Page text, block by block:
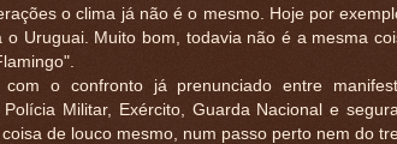
o clima já não é o mesmo. Hoje por
o Uruguai. Muito bom, todavia não é a mesma
com o confronto já prenunciado entre
Militar, Exército, Guarda Nacional e
de louco mesmo, num passo perto nem do